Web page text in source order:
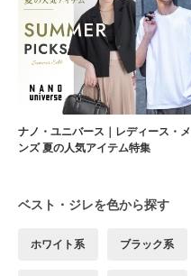
ナノ・ユニバース｜レディース・メ
ンズ 夏の人気アイテム特集
ベスト・ジレを色から探す
ホワイト系 ブラック系